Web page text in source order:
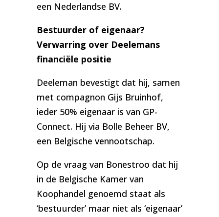
een Nederlandse BV.
Bestuurder of eigenaar?
Verwarring over Deelemans
financiële positie
Deeleman bevestigt dat hij, samen
met compagnon Gijs Bruinhof,
ieder 50% eigenaar is van GP-
Connect. Hij via Bolle Beheer BV,
een Belgische vennootschap.
Op de vraag van Bonestroo dat hij
in de Belgische Kamer van
Koophandel genoemd staat als
‘bestuurder’ maar niet als ‘eigenaar’